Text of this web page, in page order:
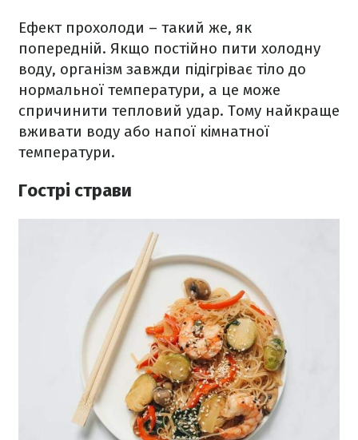
Ефект прохолоди – такий же, як
попередній. Якщо постійно пити холодну
воду, організм завжди підігріває тіло до
нормальної температури, а це може
спричинити тепловий удар. Тому найкраще
вживати воду або напої кімнатної
температури.
Гострі страви